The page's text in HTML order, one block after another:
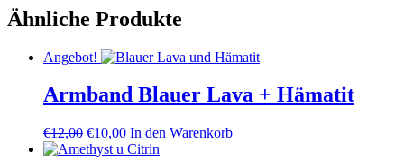
Ähnliche Produkte
Angebot!
Armband Blauer Lava + Hämatit
€12,00 €10,00 In den Warenkorb